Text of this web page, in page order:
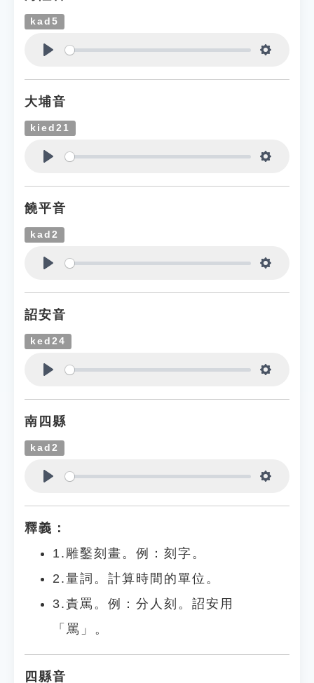
kad5
大埔音
kied21
饒平音
kad2
詔安音
ked24
南四縣
kad2
釋義：
1.雕鑿刻畫。例：刻字。
2.量詞。計算時間的單位。
3.責罵。例：分人刻。詔安用
「罵」。
四縣音